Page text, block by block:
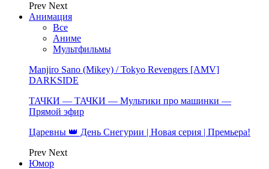
Prev Next
Анимация
Все
Аниме
Мультфильмы
Manjiro Sano (Mikey) / Tokyo Revengers [AMV]
DARKSIDE
ТАЧКИ — ТАЧКИ — Мультики про машинки —
Прямой эфир
Царевны 👑 День Снегурии | Новая серия | Премьера!
Prev Next
Юмор